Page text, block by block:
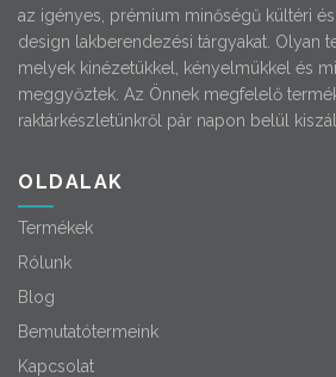
az igényes, prémium minőségű kültéri
design lakberendezési tárgyakat. Olyan
melyek kinézetükkel, kényelmükkel és
meggyőztek. Az Önnek megfelelő
raktárkészletünkről pár napon belül
OLDALAK
Termékek
Rólunk
Blog
Bemutatótermeink
Kapcsolat